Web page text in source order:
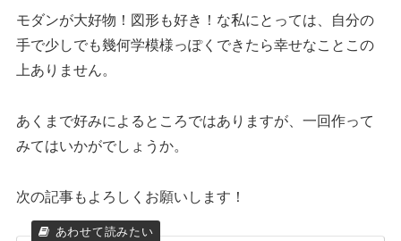
モダンが大好物！図形も好き！な私にとっては、自分の
手で少しでも幾何学模様っぽくできたら幸せなことこの
上ありません。
あくまで好みによるところではありますが、一回作って
みてはいかがでしょうか。
次の記事もよろしくお願いします！